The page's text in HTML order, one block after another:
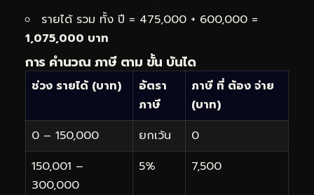
รายได้ รวม ทั้ง ปี = 475,000 + 600,000 =
1,075,000 บาท
การ คำนวณ ภาษี ตาม ขั้น บันได
ช่วง รายได้ (บาท)
อัตรา
ภาษี
ภาษี ที่ ต้อง จ่าย
(บาท)
0 – 150,000
ยกเว้น
0
150,001 –
300,000
5% 7,500